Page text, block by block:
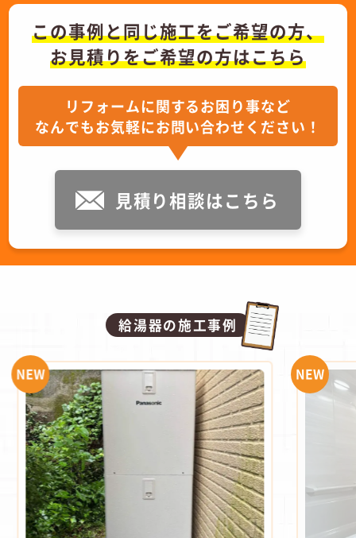
この事例と同じ施工をご希望の方、
お見積りをご希望の方はこちら
リフォームに関するお困り事など
なんでもお気軽にお問い合わせください！
見積り相談はこちら
給湯器の施工事例
NEW NEW